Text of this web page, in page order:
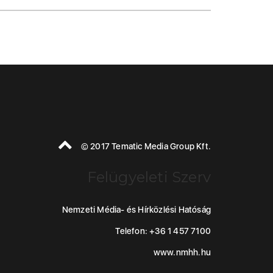
© 2017 Tematic Media Group Kft.
Felügyeleti Szerv
Nemzeti Média- és Hírközlési Hatóság
Telefon: +36 1 457 7100
www.nmhh.hu